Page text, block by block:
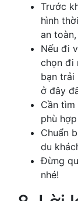
Trước
hình
an
Nếu đi
chọn đi
bạn trải
ở đây
Cần
phù
Chuẩn
du
Đừng
nhé!